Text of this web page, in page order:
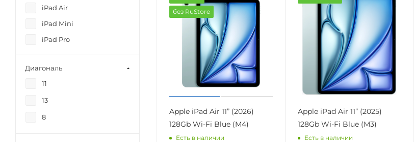
без RuStore
Apple iPad Air 11” (2026)
128Gb Wi-Fi Blue (M4)
Есть в наличии
Apple iPad Air 11” (2025)
128Gb Wi-Fi Blue (M3)
Есть в наличии
iPad Air
iPad Mini
iPad Pro
Диагональ
11
13
8